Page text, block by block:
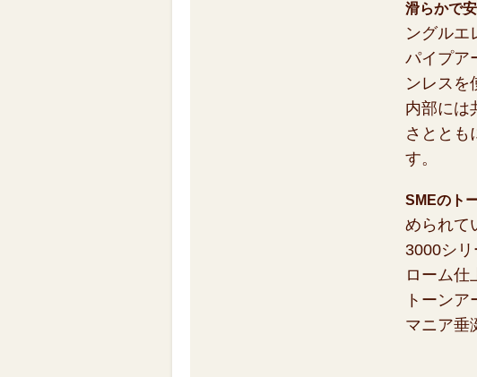
滑らかで
ングルエ
パイプア
ンレスを
内部には
さととも
す。
SMEのト
められて
3000シ
ローム仕
トーン
マニア垂